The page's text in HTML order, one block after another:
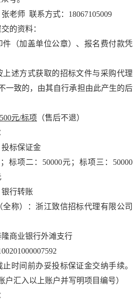
老师 联系方式：18067105009
的资料：
件（加盖单位公章）、报名费付款凭
上述方式获取的招标文件与采购代理
一致的，由其自行承担由此产生的后
500元/标项 （售后不退）
标保证金
标项二：50000元；标项三：50000
行转账
称）： 浙江致信招标代理有限公司
隆商业银行外滩支行
时间前办妥投标保证金交纳手续。
户汇入以上账户并写明项目编号）